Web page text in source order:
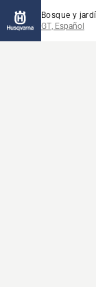
Bosque y
GT, Español